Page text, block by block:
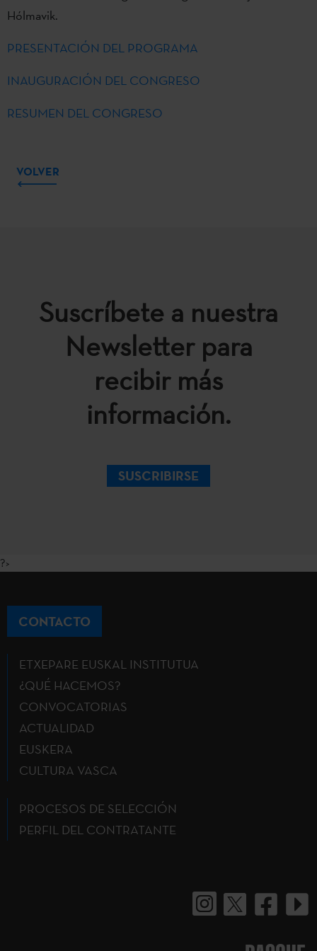
Hólmavik.
PRESENTACIÓN DEL PROGRAMA
INAUGURACIÓN DEL CONGRESO
RESUMEN DEL CONGRESO
VOLVER
Suscríbete a nuestra
Newsletter para
recibir más
información.
SUSCRIBIRSE
?>
CONTACTO
ETXEPARE EUSKAL INSTITUTUA
¿QUÉ HACEMOS?
CONVOCATORIAS
ACTUALIDAD
EUSKERA
CULTURA VASCA
PROCESOS DE SELECCIÓN
PERFIL DEL CONTRATANTE